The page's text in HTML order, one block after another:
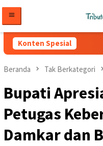
konten
Konten Spesial
Beranda Tak Berkategori
Bupati
Petugas
Damkar dan